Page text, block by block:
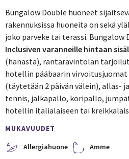
Bungalow Double huoneet
rakennuksissa huoneita on sekä
joko parveke tai terassi. Bungalow
Inclusiven varanneille hintaan
(hanasta), rantaravintolan tarjoilut
hotellin pääbaarin
(täytetään 2 päivän välein), allas-
tennis, jalkapallo, koripallo,
hotellin italialaiseen tai
MUKAVUUDET
Allergiahuone
Amme